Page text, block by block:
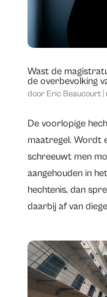
Wast de
de overbevolking
door Eric Beaucourt|
De voorlopige
maatregel. Wordt
schreeuwt men
aangehouden in
hechtenis, dan
daarbij af van